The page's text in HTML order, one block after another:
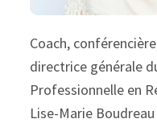
Coach,
directrice générale
Professionnelle en
Lise-Marie